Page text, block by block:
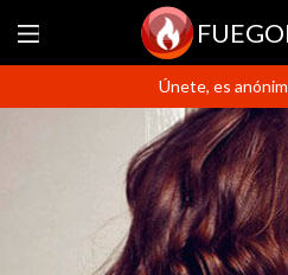
Únete, es